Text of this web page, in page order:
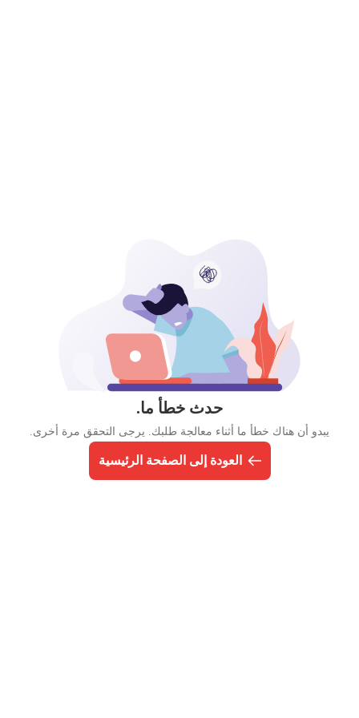
حدث خطأ ما.
يبدو أن هناك خطأ ما أثناء معالجة طلبك. يرجى التحقق مرة أخرى.
العودة إلى الصفحة الرئيسية